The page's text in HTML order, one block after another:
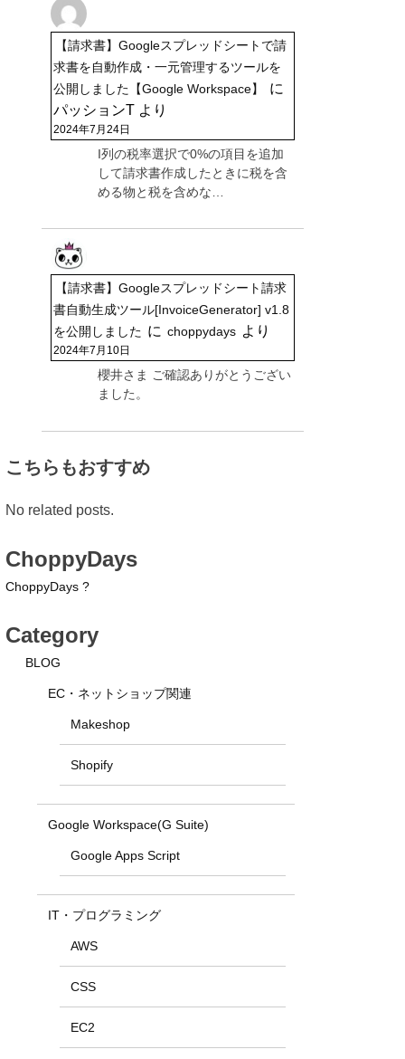
【請求書】Googleスプレッドシートで請
求書を自動作成・一元管理するツールを
公開しました【Google Workspace】
に
パッションT より
2024年7月24日
I列の税率選択で0%の項目を追加
して請求書作成したときに税を含
める物と税を含めな…
【請求書】Googleスプレッドシート請求
書自動生成ツール[InvoiceGenerator] v1.8
を公開しました に choppydays より
2024年7月10日
櫻井さま ご確認ありがとうござい
ました。
こちらもおすすめ
No related posts.
ChoppyDays
ChoppyDays ?
Category
BLOG
EC・ネットショップ関連
Makeshop
Shopify
Google Workspace(G Suite)
Google Apps Script
IT・プログラミング
AWS
CSS
EC2